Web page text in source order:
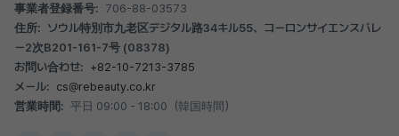
事業者登録番号: 706-88-03573
住所: ソウル特別市九老区デジタル路34キル55、コーロンサイエンスバレ
ー2次B201-161-7号 (08378)
お問い合わせ: +82-10-7213-3785
メール: cs@rebeauty.co.kr
営業時間: 平日 09:00 - 18:00（韓国時間）